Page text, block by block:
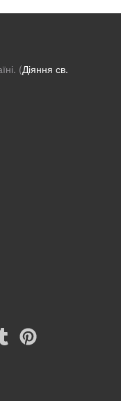
(Діяння св.